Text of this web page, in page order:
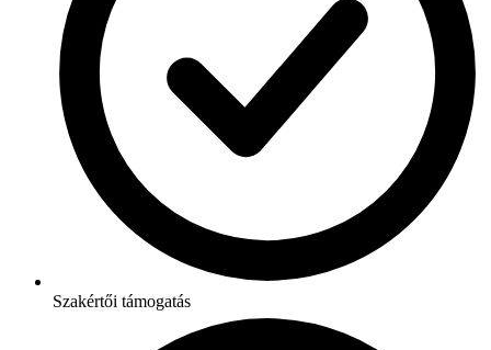
Szakértői támogatás